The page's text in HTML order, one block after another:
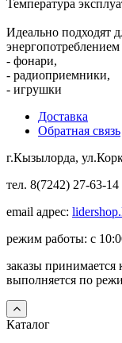
Температура
Идеально подходят
энергопотреблением
- фонари,
- радиоприемники,
- игрушки
Доставка
Обратная связь
г.Кызылорда,
тел. 8(7242) 27-63-14
email адрес:
режим работы: с
заказы принимается
выполняется по
Каталог